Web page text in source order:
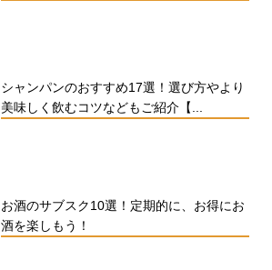
シャンパンのおすすめ17選！選び方やより
美味しく飲むコツなどもご紹介【...
お酒のサブスク10選！定期的に、お得にお
酒を楽しもう！